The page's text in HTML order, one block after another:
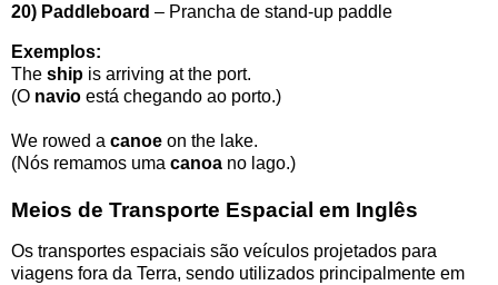
20) Paddleboard – Prancha de stand-up paddle
Exemplos:
The ship is arriving at the port.
(O navio está chegando ao porto.)
We rowed a canoe on the lake.
(Nós remamos uma canoa no lago.)
Meios de Transporte Espacial em Inglês
Os transportes espaciais são veículos projetados para
viagens fora da Terra, sendo utilizados principalmente em